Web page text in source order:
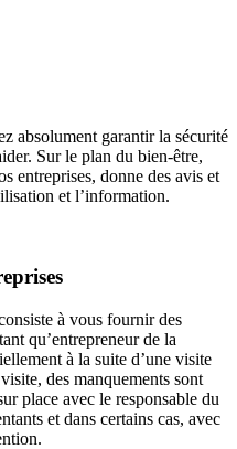
absolument garantir la sécurité
Sur le plan du bien-être,
entreprises, donne des avis et
et l’information.
à vous fournir des
qu’entrepreneur de la
à la suite d’une visite
des manquements sont
place avec le responsable du
et dans certains cas, avec